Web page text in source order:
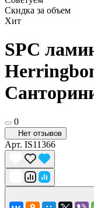
Скидка за объем
Хит
SPC
0
Нет отзывов
Арт. IS11366